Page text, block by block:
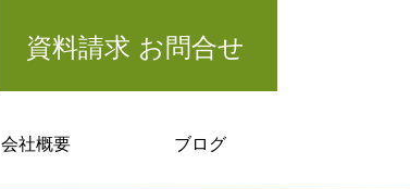
資料請求 お問合せ
会社概要 ブログ